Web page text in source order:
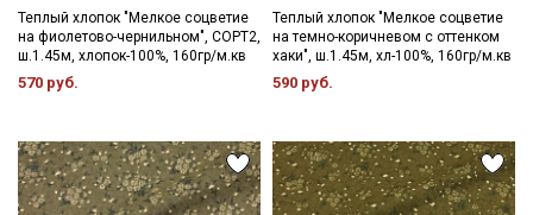
Теплый хлопок "Мелкое соцветие
на фиолетово-чернильном", СОРТ2,
ш.1.45м, хлопок-100%, 160гр/м.кв
570 руб.
Теплый хлопок "Мелкое соцветие
на темно-коричневом с оттенком
хаки", ш.1.45м, хл-100%, 160гр/м.кв
590 руб.